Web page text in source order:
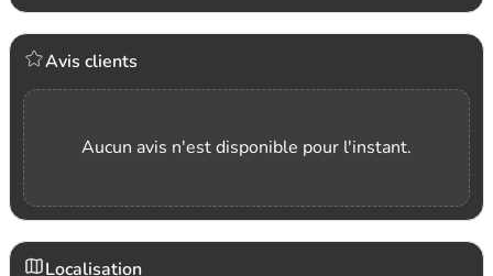
Avis clients
Aucun avis n'est disponible pour l'instant.
Localisation